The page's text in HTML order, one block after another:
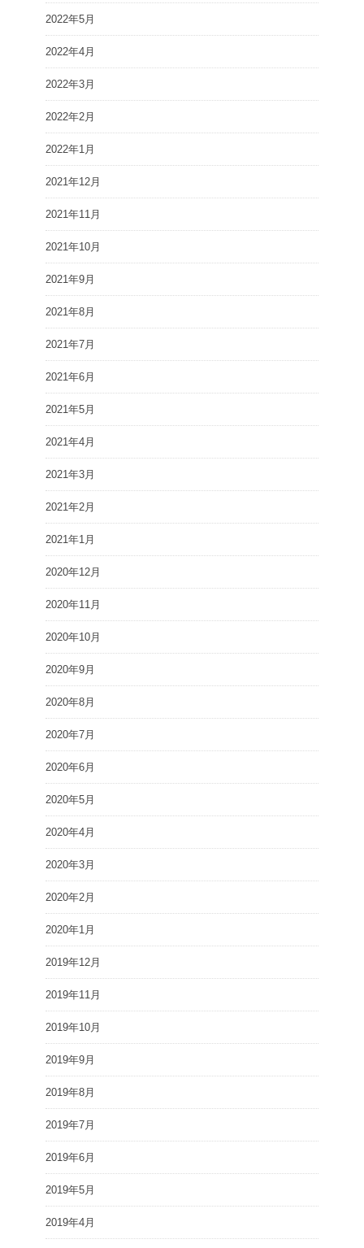
2022年5月
2022年4月
2022年3月
2022年2月
2022年1月
2021年12月
2021年11月
2021年10月
2021年9月
2021年8月
2021年7月
2021年6月
2021年5月
2021年4月
2021年3月
2021年2月
2021年1月
2020年12月
2020年11月
2020年10月
2020年9月
2020年8月
2020年7月
2020年6月
2020年5月
2020年4月
2020年3月
2020年2月
2020年1月
2019年12月
2019年11月
2019年10月
2019年9月
2019年8月
2019年7月
2019年6月
2019年5月
2019年4月